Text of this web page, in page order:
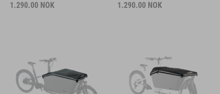
1.290.00 NOK 1.290.00 NOK